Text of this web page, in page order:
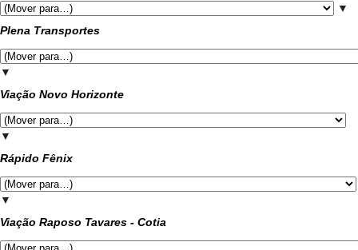
▼
Plena Transportes
▼
Viação Novo Horizonte
▼
Rápido Fênix
▼
Viação Raposo Tavares - Cotia